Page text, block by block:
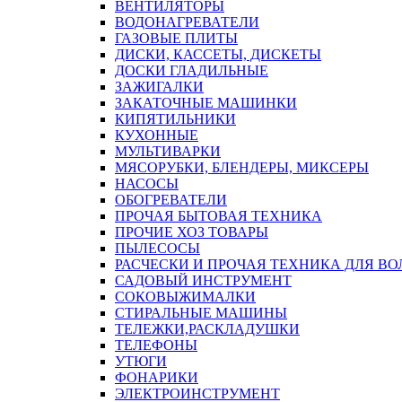
ВЕНТИЛЯТОРЫ
ВОДОНАГРЕВАТЕЛИ
ГАЗОВЫЕ ПЛИТЫ
ДИСКИ, КАССЕТЫ, ДИСКЕТЫ
ДОСКИ ГЛАДИЛЬНЫЕ
ЗАЖИГАЛКИ
ЗАКАТОЧНЫЕ МАШИНКИ
КИПЯТИЛЬНИКИ
КУХОННЫЕ
МУЛЬТИВАРКИ
МЯСОРУБКИ, БЛЕНДЕРЫ, МИКСЕРЫ
НАСОСЫ
ОБОГРЕВАТЕЛИ
ПРОЧАЯ БЫТОВАЯ ТЕХНИКА
ПРОЧИЕ ХОЗ ТОВАРЫ
ПЫЛЕСОСЫ
РАСЧЕСКИ И ПРОЧАЯ ТЕХНИКА ДЛЯ
САДОВЫЙ ИНСТРУМЕНТ
СОКОВЫЖИМАЛКИ
СТИРАЛЬНЫЕ МАШИНЫ
ТЕЛЕЖКИ,РАСКЛАДУШКИ
ТЕЛЕФОНЫ
УТЮГИ
ФОНАРИКИ
ЭЛЕКТРОИНСТРУМЕНТ